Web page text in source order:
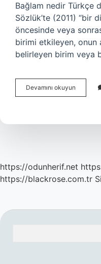
Bağlam nedir Türkçe
Sözlük’te (2011) “bir
öncesinde veya
birimi etkileyen, onun
belirleyen birim veya
Devamını okuyun
Bağlamı
https://odunherif.net
https://blackrose.com.tr